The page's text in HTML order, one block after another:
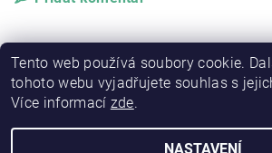
Tento web používá soubory cookie.
tohoto webu vyjadřujete souhlas s
Více informací zde.
NASTAVENÍ